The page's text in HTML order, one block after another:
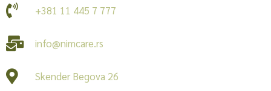
+381 11 445 7 777
info@nimcare.rs
Skender Begova 26